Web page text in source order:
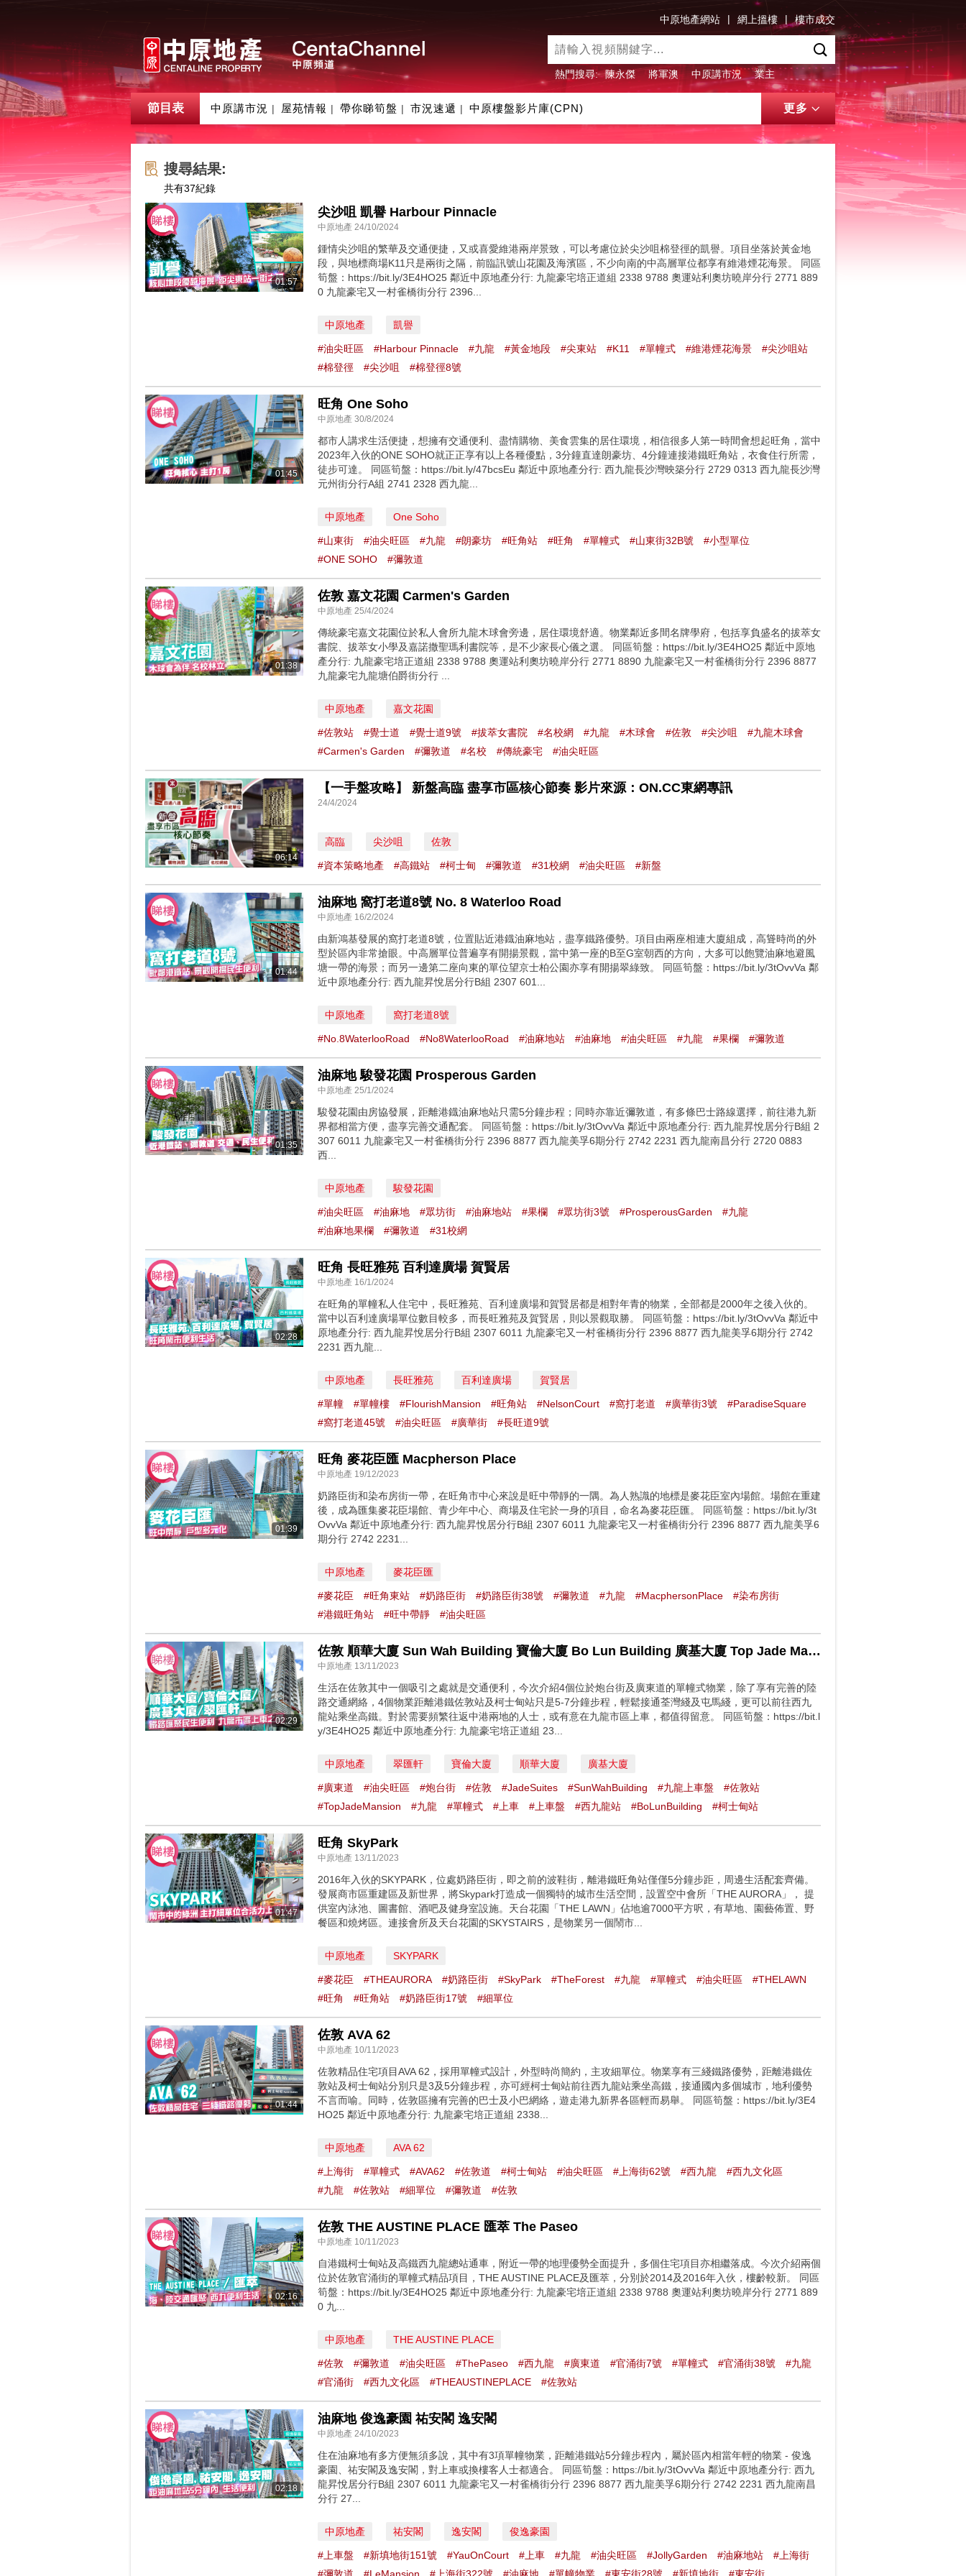
中原地產網站 | 網上搵樓 | 樓市成交
熱門搜尋: 陳永傑 將軍澳 中原講市況 業主
節目表 中原講市況 | 屋苑情報 | 帶你睇筍盤 | 市況速遞 | 中原樓盤影片庫(CPN) 更多
搜尋結果:
共有37紀錄
01:57
尖沙咀 凱譽 Harbour Pinnacle
中原地產 24/10/2024
鍾情尖沙咀的繁華及交通便捷，又或喜愛維港兩岸景致，可以考慮位於尖沙咀棉登徑的凱譽。項目坐落於黃金地
段，與地標商場K11只是兩街之隔，前臨訊號山花園及海濱區，不少向南的中高層單位都享有維港煙花海景。 同區
筍盤：https://bit.ly/3E4HO25 鄰近中原地產分行: 九龍豪宅培正道組 2338 9788 奧運站利奧坊曉岸分行 2771 889
0 九龍豪宅又一村雀橋街分行 2396...
中原地產 凱譽
#油尖旺區 #Harbour Pinnacle #九龍 #黃金地段 #尖東站 #K11 #單幢式 #維港煙花海景
#尖沙咀站
#棉登徑
#尖沙咀 #棉登徑8號
01:45
旺角 One Soho
中原地產 30/8/2024
都市人講求生活便捷，想擁有交通便利、盡情購物、美食雲集的居住環境，相信很多人第一時間會想起旺角，當中
2023年入伙的ONE SOHO就正正享有以上各種優點，3分鐘直達朗豪坊、4分鐘連接港鐵旺角站，衣食住行所需，
徒步可達。 同區筍盤：https://bit.ly/47bcsEu 鄰近中原地產分行: 西九龍長沙灣映築分行 2729 0313 西九龍長沙灣
元州街分行A組 2741 2328 西九龍...
中原地產 One Soho
#山東街 #油尖旺區 #九龍 #朗豪坊 #旺角站 #旺角 #單幢式 #山東街32B號
#小型單位
#ONE SOHO
#彌敦道
01:38
佐敦 嘉文花園 Carmen's Garden
中原地產 25/4/2024
傳統豪宅嘉文花園位於私人會所九龍木球會旁邊，居住環境舒適。物業鄰近多間名牌學府，包括享負盛名的拔萃女
書院、拔萃女小學及嘉諾撒聖瑪利書院等，是不少家長心儀之選。 同區筍盤：https://bit.ly/3E4HO25 鄰近中原地
產分行: 九龍豪宅培正道組 2338 9788 奧運站利奧坊曉岸分行 2771 8890 九龍豪宅又一村雀橋街分行 2396 8877
九龍豪宅九龍塘伯爵街分行 ...
中原地產 嘉文花園
#佐敦站 #覺士道 #覺士道9號 #拔萃女書院 #名校網 #九龍 #木球會 #佐敦 #尖沙咀
#九龍木球會
#Carmen's Garden
#彌敦道 #名校 #傳統豪宅 #油尖旺區
06:14
【一手盤攻略】 新盤高臨 盡享市區核心節奏 影片來源：ON.CC東網專訊
24/4/2024
高臨 尖沙咀 佐敦
#資本策略地產 #高鐵站 #柯士甸 #彌敦道 #31校網 #油尖旺區 #新盤
01:44
油麻地 窩打老道8號 No. 8 Waterloo Road
中原地產 16/2/2024
由新鴻基發展的窩打老道8號，位置貼近港鐡油麻地站，盡享鐵路優勢。項目由兩座相連大廈組成，高聳時尚的外
型於區內非常搶眼。中高層單位普遍享有開揚景觀，當中第一座的B至G室朝西的方向，大多可以飽覽油麻地避風
塘一帶的海景；而另一邊第二座向東的單位望京士柏公園亦享有開揚翠綠致。 同區筍盤：https://bit.ly/3tOvvVa 鄰
近中原地產分行: 西九龍昇悅居分行B組 2307 601...
中原地產 窩打老道8號
#No.8WaterlooRoad #No8WaterlooRoad #油麻地站 #油麻地 #油尖旺區 #九龍 #果欄 #彌敦道
01:35
油麻地 駿發花園 Prosperous Garden
中原地產 25/1/2024
駿發花園由房協發展，距離港鐡油麻地站只需5分鐘步程；同時亦靠近彌敦道，有多條巴士路線選擇，前往港九新
界都相當方便，盡享完善交通配套。 同區筍盤：https://bit.ly/3tOvvVa 鄰近中原地產分行: 西九龍昇悅居分行B組 2
307 6011 九龍豪宅又一村雀橋街分行 2396 8877 西九龍美孚6期分行 2742 2231 西九龍南昌分行 2720 0883
西...
中原地產 駿發花園
#油尖旺區 #油麻地 #眾坊街 #油麻地站 #果欄 #眾坊街3號 #ProsperousGarden
#九龍
#油麻地果欄
#彌敦道 #31校網
02:28
旺角 長旺雅苑 百利達廣場 賀賢居
中原地產 16/1/2024
在旺角的單幢私人住宅中，長旺雅苑、百利達廣場和賀賢居都是相對年青的物業，全部都是2000年之後入伙的。
當中以百利達廣場單位數目較多，而長旺雅苑及賀賢居，則以景觀取勝。 同區筍盤：https://bit.ly/3tOvvVa 鄰近中
原地產分行: 西九龍昇悅居分行B組 2307 6011 九龍豪宅又一村雀橋街分行 2396 8877 西九龍美孚6期分行 2742
2231 西九龍...
中原地產 長旺雅苑 百利達廣場 賀賢居
#單幢 #單幢樓 #FlourishMansion #旺角站 #NelsonCourt #窩打老道 #廣華街3號
#ParadiseSquare
#窩打老道45號
#油尖旺區 #廣華街 #長旺道9號
01:39
旺角 麥花臣匯 Macpherson Place
中原地產 19/12/2023
奶路臣街和染布房街一帶，在旺角市中心來說是旺中帶靜的一隅。為人熟識的地標是麥花臣室內場館。場館在重建
後，成為匯集麥花臣場館、青少年中心、商場及住宅於一身的項目，命名為麥花臣匯。 同區筍盤：https://bit.ly/3t
OvvVa 鄰近中原地產分行: 西九龍昇悅居分行B組 2307 6011 九龍豪宅又一村雀橋街分行 2396 8877 西九龍美孚6
期分行 2742 2231...
中原地產 麥花臣匯
#麥花臣 #旺角東站 #奶路臣街 #奶路臣街38號 #彌敦道 #九龍 #MacphersonPlace
#染布房街
#港鐵旺角站
#旺中帶靜 #油尖旺區
02:29
佐敦 順華大廈 Sun Wah Building 寶倫大廈 Bo Lun Building 廣基大廈 Top Jade Mansion 翠匯軒 Jade Suites
中原地產 13/11/2023
生活在佐敦其中一個吸引之處就是交通便利，今次介紹4個位於炮台街及廣東道的單幢式物業，除了享有完善的陸
路交通網絡，4個物業距離港鐵佐敦站及柯士甸站只是5-7分鐘步程，輕鬆接通荃灣綫及屯馬綫，更可以前往西九
龍站乘坐高鐵。對於需要頻繁往返中港兩地的人士，或有意在九龍市區上車，都值得留意。 同區筍盤：https://bit.l
y/3E4HO25 鄰近中原地產分行: 九龍豪宅培正道組 23...
中原地產 翠匯軒 寶倫大廈 順華大廈 廣基大廈
#廣東道 #油尖旺區 #炮台街 #佐敦 #JadeSuites #SunWahBuilding #九龍上車盤
#佐敦站
#TopJadeMansion
#九龍 #單幢式 #上車 #上車盤 #西九龍站 #BoLunBuilding #柯士甸站
01:47
旺角 SkyPark
中原地產 13/11/2023
2016年入伙的SKYPARK，位處奶路臣街，即之前的波鞋街，離港鐵旺角站僅僅5分鐘步距，周邊生活配套齊備。
發展商市區重建區及新世界，將Skypark打造成一個獨特的城市生活空間，設置空中會所「THE AURORA」， 提
供室內泳池、圖書館、酒吧及健身室設施。天台花園「THE LAWN」佔地逾7000平方呎，有草地、園藝佈置、野
餐區和燒烤區。連接會所及天台花園的SKYSTAIRS，是物業另一個鬧市...
中原地產 SKYPARK
#麥花臣 #THEAURORA #奶路臣街 #SkyPark #TheForest #九龍 #單幢式 #油尖旺區
#THELAWN
#旺角
#旺角站 #奶路臣街17號 #細單位
01:44
佐敦 AVA 62
中原地產 10/11/2023
佐敦精品住宅項目AVA 62，採用單幢式設計，外型時尚簡約，主攻細單位。物業享有三綫鐵路優勢，距離港鐵佐
敦站及柯士甸站分別只是3及5分鐘步程，亦可經柯士甸站前往西九龍站乘坐高鐵，接通國內多個城市，地利優勢
不言而喻。同時，佐敦區擁有完善的巴士及小巴網絡，遊走港九新界各區輕而易舉。 同區筍盤：https://bit.ly/3E4
HO25 鄰近中原地產分行: 九龍豪宅培正道組 2338...
中原地產 AVA 62
#上海街 #單幢式 #AVA62 #佐敦道 #柯士甸站 #油尖旺區 #上海街62號 #西九龍
#西九文化區
#九龍
#佐敦站 #細單位 #彌敦道 #佐敦
02:16
佐敦 THE AUSTINE PLACE 匯萃 The Paseo
中原地產 10/11/2023
自港鐵柯士甸站及高鐵西九龍總站通車，附近一帶的地理優勢全面提升，多個住宅項目亦相繼落成。今次介紹兩個
位於佐敦官涌街的單幢式精品項目，THE AUSTINE PLACE及匯萃，分別於2014及2016年入伙，樓齡較新。 同區
筍盤：https://bit.ly/3E4HO25 鄰近中原地產分行: 九龍豪宅培正道組 2338 9788 奧運站利奧坊曉岸分行 2771 889
0 九...
中原地產 THE AUSTINE PLACE
#佐敦 #彌敦道 #油尖旺區 #ThePaseo #西九龍 #廣東道 #官涌街7號 #單幢式 #官涌街38號
#九龍
#官涌街
#西九文化區 #THEAUSTINEPLACE #佐敦站
02:18
油麻地 俊逸豪園 祐安閣 逸安閣
中原地產 24/10/2023
住在油麻地有多方便無須多說，其中有3項單幢物業，距離港鐵站5分鐘步程內，屬於區內相當年輕的物業 - 俊逸
豪園、祐安閣及逸安閣，對上車或換樓客人士都適合。 同區筍盤：https://bit.ly/3tOvvVa 鄰近中原地產分行: 西九
龍昇悅居分行B組 2307 6011 九龍豪宅又一村雀橋街分行 2396 8877 西九龍美孚6期分行 2742 2231 西九龍南昌
分行 27...
中原地產 祐安閣 逸安閣 俊逸豪園
#上車盤 #新填地街151號 #YauOnCourt #上車 #九龍 #油尖旺區 #JollyGarden #油麻地站
#上海街